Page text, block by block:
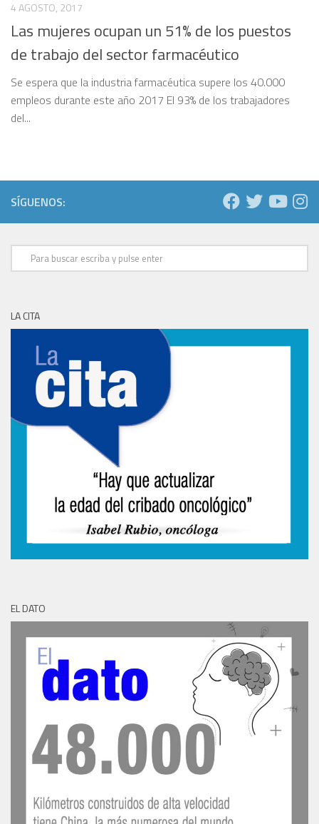
4 AGOSTO, 2017
Las mujeres ocupan un 51% de los puestos
de trabajo del sector farmacéutico
Se espera que la industria farmacéutica supere los 40.000
empleos durante este año 2017 El 93% de los trabajadores
del...
SÍGUENOS:
LA CITA
EL DATO